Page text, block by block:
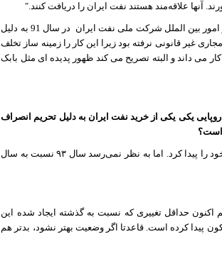
آنها علاقه‌مند هستند نفت ایران را دریافت کنند."
بین الملل شرکت ملی نفت ایران
در سال 91 به دلیل
غیر قانونی نرفته بود زیرا این کار را زمینه ساز تخلف
داند و البته تصریح می کند ظهور پدیده ای مثل بابک
یکی یکی از خرید نفت ایران به دلیل تحریم انصراف
است؟
سال ٩١ شروع بحران فروش نفت ایران بود که در سال ٩٢ به اوج رسید و تحریم جای خود را پیدا کرد. اما به نظر نمی‌رسد سال ٩٣ نسبت به سال
اکنون حداقل تغییری که نسبت به گذشته ایجاد شده این
کرده است. قاعدتا اگر وضعیت بهتر نشود، بدتر هم